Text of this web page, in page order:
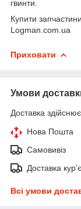
гвинти.
Купити
Logman.com.ua
Приховати
Умови
Доставка
Нова Пошта
Самовивіз
Доставка
Всі умови